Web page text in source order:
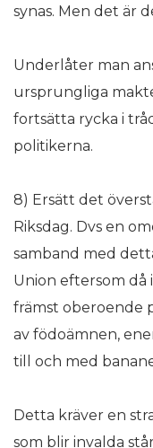
synas. Men det är
Underlåter man
ursprungliga
fortsätta rycka i
politikerna.
8) Ersätt det
Riksdag. Dvs en
samband med
Union eftersom då
främst oberoende
av födoämnen,
till och med
Detta kräver en
som blir invalda